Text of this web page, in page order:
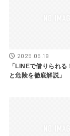
2025.05.19
「LINEで借りられる
と危険を徹底解説」